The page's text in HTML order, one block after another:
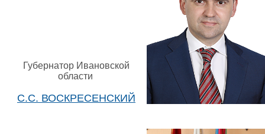
Губернатор Ивановской
области
С.С. ВОСКРЕСЕНСКИЙ